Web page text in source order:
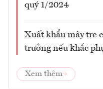
quý 1/2024
Xuất khẩu mây tre
trưởng nếu khắc
Xem thêm